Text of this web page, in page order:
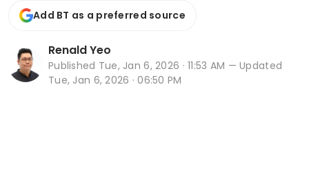
Add BT as a preferred source
Renald Yeo
Published Tue, Jan 6, 2026 · 11:53 AM — Updated
Tue, Jan 6, 2026 · 06:50 PM